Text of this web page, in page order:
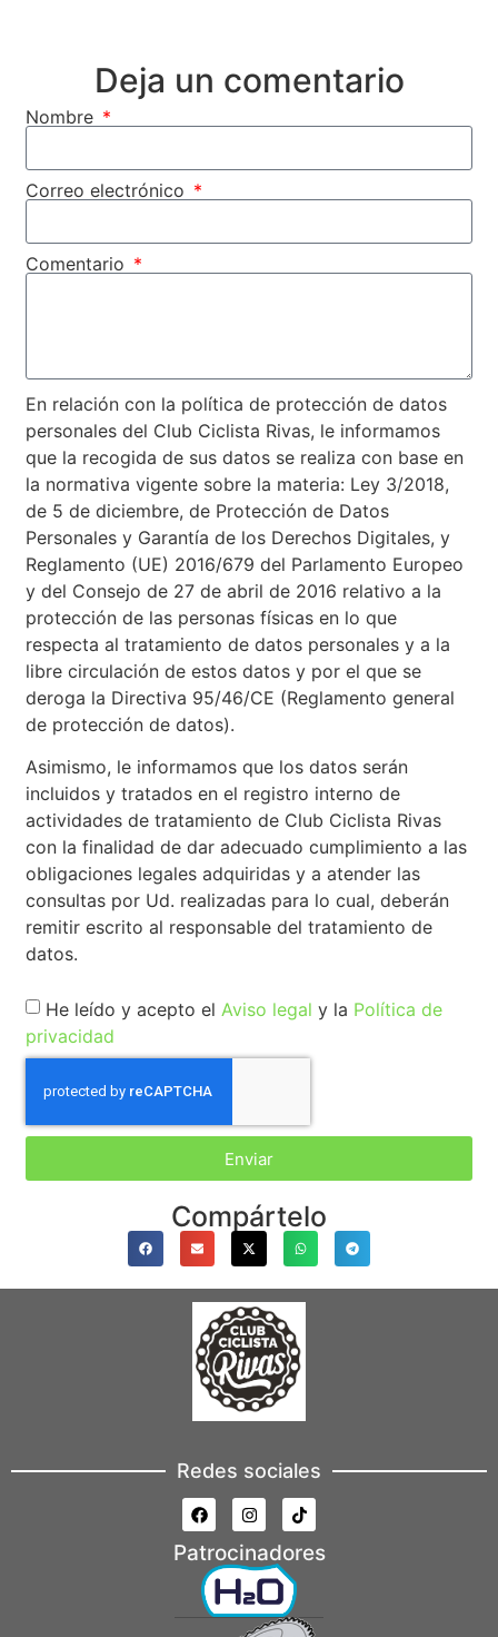
Deja un comentario
Nombre
Correo electrónico
Comentario
En relación con la política de protección de datos
personales del Club Ciclista Rivas, le informamos
que la recogida de sus datos se realiza con base en
la normativa vigente sobre la materia: Ley 3/2018,
de 5 de diciembre, de Protección de Datos
Personales y Garantía de los Derechos Digitales, y
Reglamento (UE) 2016/679 del Parlamento Europeo
y del Consejo de 27 de abril de 2016 relativo a la
protección de las personas físicas en lo que
respecta al tratamiento de datos personales y a la
libre circulación de estos datos y por el que se
deroga la Directiva 95/46/CE (Reglamento general
de protección de datos).
Asimismo, le informamos que los datos serán
incluidos y tratados en el registro interno de
actividades de tratamiento de Club Ciclista Rivas
con la finalidad de dar adecuado cumplimiento a las
obligaciones legales adquiridas y a atender las
consultas por Ud. realizadas para lo cual, deberán
remitir escrito al responsable del tratamiento de
datos.
He leído y acepto el Aviso legal y la Política de
privacidad
Enviar
Compártelo
Redes sociales
Patrocinadores